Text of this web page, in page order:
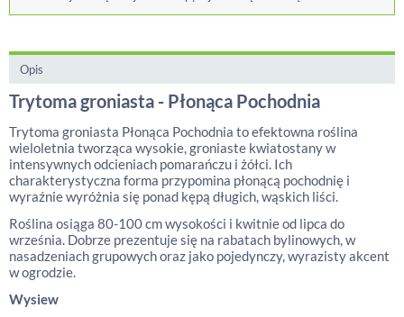
Opis
Trytoma groniasta - Płonąca Pochodnia
Trytoma groniasta Płonąca Pochodnia to efektowna roślina
wieloletnia tworząca wysokie, groniaste kwiatostany w
intensywnych odcieniach pomarańczu i żółci. Ich
charakterystyczna forma przypomina płonącą pochodnię i
wyraźnie wyróżnia się ponad kępą długich, wąskich liści.
Roślina osiąga 80-100 cm wysokości i kwitnie od lipca do
września. Dobrze prezentuje się na rabatach bylinowych, w
nasadzeniach grupowych oraz jako pojedynczy, wyrazisty akcent
w ogrodzie.
Wysiew